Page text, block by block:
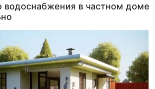
водоснабжения в частном доме